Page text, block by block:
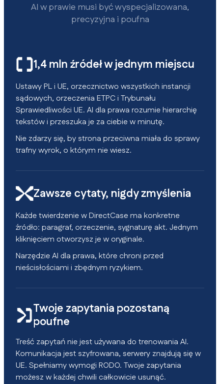
AI w prawie musi być wyspecjalizowana,
precyzyjna i poufna
1,4 mln źródeł w jednym miejscu
Ustawy PL i UE, orzecznictwo wszystkich instancji
sądowych, orzeczenia ETPC i Trybunału
Sprawiedliwości UE. AI dla prawa rozumie hierarchię
tekstów i przeszuka je za ciebie w minutę.
Nie zdarzy się, by strona przeciwna miała do sprawy
trafny wyrok, o którym nie wiesz.
Zawsze cytaty, nigdy zmyślenia
Każde twierdzenie w DirectCase ma konkretne
źródło: paragraf, orzeczenie, sygnaturę akt. Jednym
kliknięciem otworzysz je w oryginale.
Narzędzie AI dla prawa, które chroni przed
nieścisłościami i zbędnym ryzykiem.
Twoje zapytania pozostaną
poufne
Treść zapytań nie jest używana do trenowania AI.
Komunikacja jest szyfrowana, serwery znajdują się w
UE. Spełniamy wymogi RODO. Twoje zapytania
możesz w każdej chwili całkowicie usunąć.